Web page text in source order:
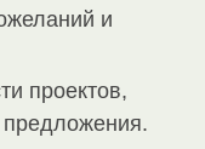
и
проектов,